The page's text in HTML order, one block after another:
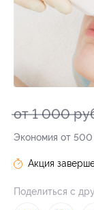
от 1 000
Экономия от 500
Акция
Поделиться с